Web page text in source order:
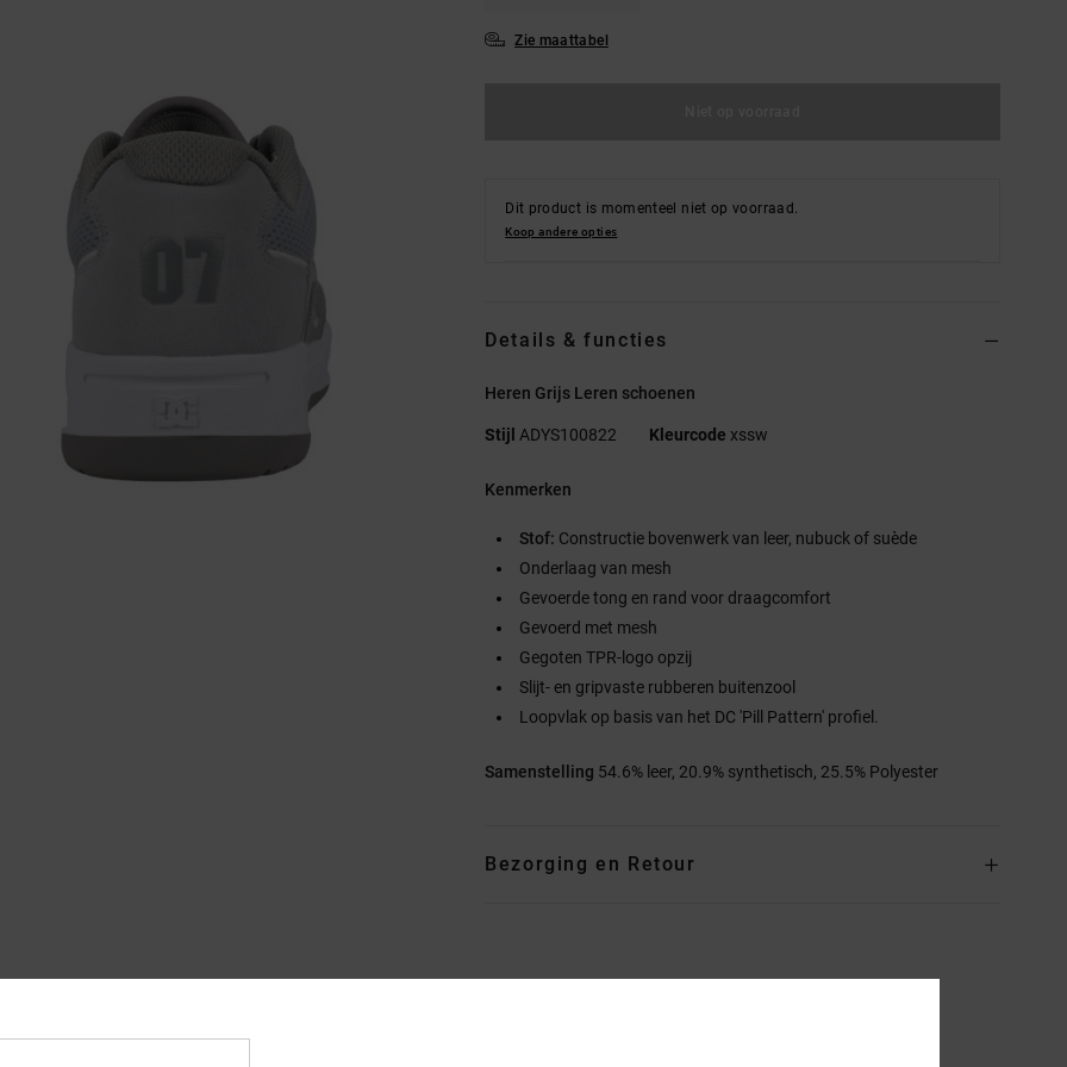
Zie maattabel
Dit product is momenteel niet op voorraad.
Koop andere opties
Details & functies
Heren Grijs Leren schoenen
Stijl ADYS100822 Kleurcode xssw
Kenmerken
Stof: Constructie bovenwerk van leer, nubuck of suède
Onderlaag van mesh
Gevoerde tong en rand voor draagcomfort
Gevoerd met mesh
Gegoten TPR-logo opzij
Slijt- en gripvaste rubberen buitenzool
Loopvlak op basis van het DC 'Pill Pattern' profiel.
Samenstelling 54.6% leer, 20.9% synthetisch, 25.5% Polyester
Bezorging en Retour